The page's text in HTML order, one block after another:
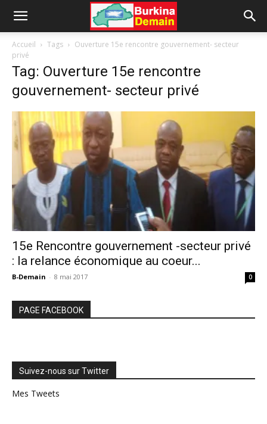
Accueil Tags
Ouverture 15e rencontre gouvernement- secteur
privé
Tag: Ouverture 15e rencontre
gouvernement- secteur privé
15e Rencontre gouvernement -secteur privé
: la relance économique au coeur...
B-Demain - 8 mai 2017 0
PAGE FACEBOOK
Suivez-nous sur Twitter
Mes Tweets